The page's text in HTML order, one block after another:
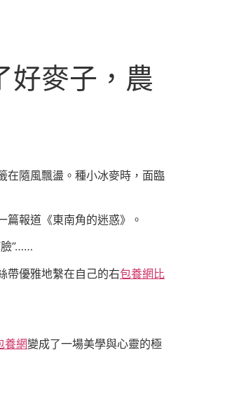
好麥子，農
在隨風飄盪。種小冰麥時，面臨
篇報道《東南角的迷惑》。
”……
帶優雅地繫在自己的右包養網比
養網變成了一場美學與心靈的極